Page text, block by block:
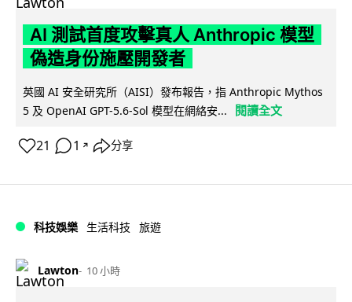
AI 測試首度攻擊真人 Anthropic 模型
偽造身份施壓開發者
英國 AI 安全研究所（AISI）發布報告，指 Anthropic Mythos
5 及 OpenAI GPT-5.6-Sol 模型在網絡安...
閱讀全文
21 1 ↗ 分享
科技娛樂 生活科技 旅遊
Lawton 10 小時